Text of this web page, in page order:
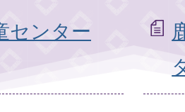
センター